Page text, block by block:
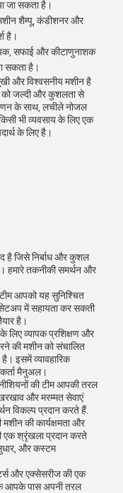
जा सकता है।
मशीन शैम्पू, कंडीशनर और
है।
सफाई और कीटाणुनाशक
सकता है।
और विश्वसनीय मशीन है
को जल्दी और कुशलता से
के साथ, लचीले नोजल
भी व्यवसाय के लिए एक
के लिए है।
है जिसे निर्बाध और कुशल
हमारे तकनीकी समर्थन और
टीम आपको यह सुनिश्चित
में सहायता कर सकती
है।
लिए व्यापक प्रशिक्षण और
की मशीन को संचालित
इसमें व्यावहारिक
मैनुअल।
की टीम आपकी तरल
और मरम्मत सेवाएं
विकल्प प्रदान करते हैं.
की कार्यक्षमता और
एक श्रृंखला प्रदान करते
और कस्टम
और एक्सेसरीज की एक
आपके पास अपनी तरल